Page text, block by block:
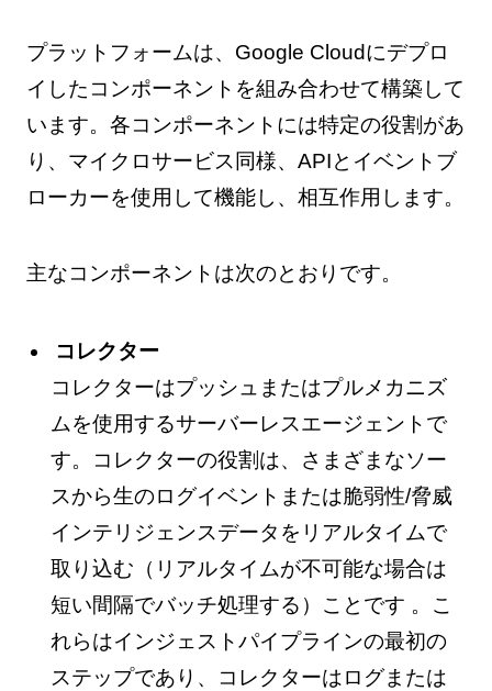
プラットフォームは、Google Cloudにデプロ
イしたコンポーネントを組み合わせて構築して
います。各コンポーネントには特定の役割があ
り、マイクロサービス同様、APIとイベントブ
ローカーを使用して機能し、相互作用します。
主なコンポーネントは次のとおりです。
コレクター
コレクターはプッシュまたはプルメカニズ
ムを使用するサーバーレスエージェントで
す。コレクターの役割は、さまざまなソー
スから生のログイベントまたは脆弱性/脅威
インテリジェンスデータをリアルタイムで
取り込む（リアルタイムが不可能な場合は
短い間隔でバッチ処理する）ことです 。こ
れらはインジェストパイプラインの最初の
ステップであり、コレクターはログまたは